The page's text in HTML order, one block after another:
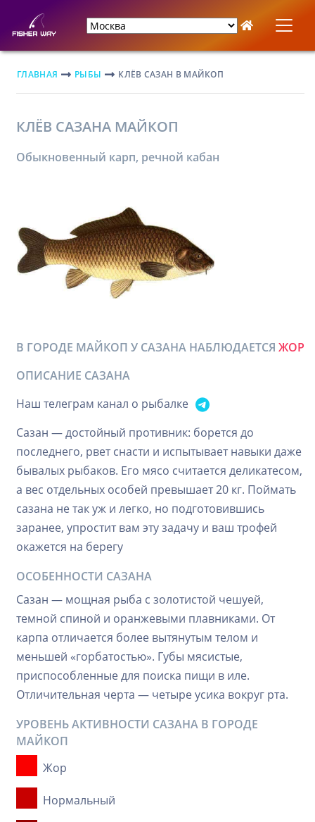
ГЛАВНАЯ РЫБЫ КЛЁВ САЗАН В МАЙКОП
КЛЁВ САЗАНА МАЙКОП
Обыкновенный карп, речной кабан
В ГОРОДЕ МАЙКОП У САЗАНА НАБЛЮДАЕТСЯ ЖОР
ОПИСАНИЕ САЗАНА
Наш телеграм канал о рыбалке
Сазан — достойный противник: борется до
последнего, рвет снасти и испытывает навыки даже
бывалых рыбаков. Его мясо считается деликатесом,
а вес отдельных особей превышает 20 кг. Поймать
сазана не так уж и легко, но подготовившись
заранее, упростит вам эту задачу и ваш трофей
окажется на берегу
ОСОБЕННОСТИ САЗАНА
Сазан — мощная рыба с золотистой чешуей,
темной спиной и оранжевыми плавниками. От
карпа отличается более вытянутым телом и
меньшей «горбатостью». Губы мясистые,
приспособленные для поиска пищи в иле.
Отличительная черта — четыре усика вокруг рта.
УРОВЕНЬ АКТИВНОСТИ САЗАНА В ГОРОДЕ
МАЙКОП
Жор
Нормальный